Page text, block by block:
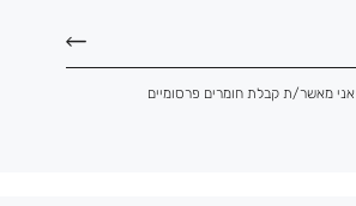
אני מאשר/ת קבלת חומרים פרסומיים